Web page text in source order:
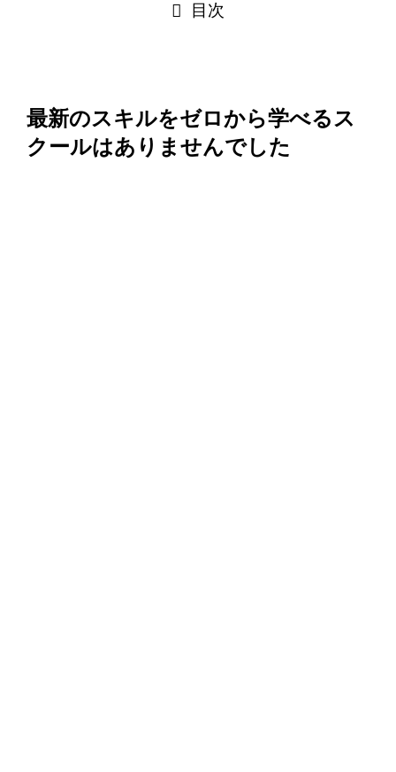
目次
最新のスキルをゼロから学べるス
クールはありませんでした